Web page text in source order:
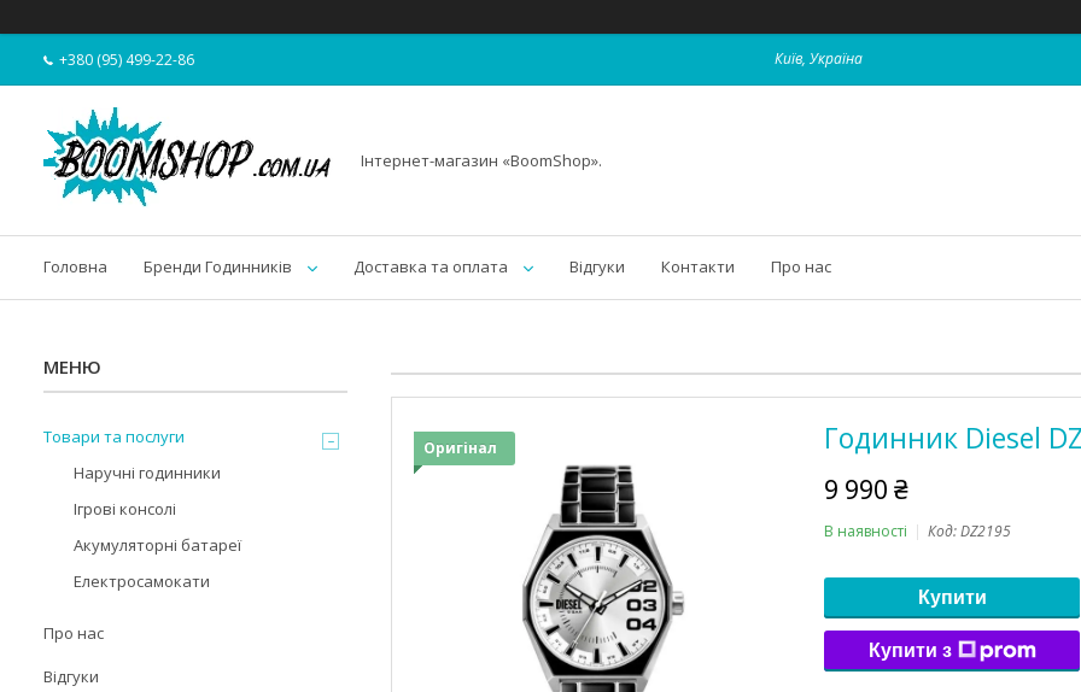
+380 (95) 499-22-86 Київ, Україна
Інтернет-магазин «BoomShop».
Головна Бренди Годинників Доставка та оплата Відгуки Контакти Про нас
Оригінал Годинник Diesel
9 990 ₴
В наявності Код:DZ2195
Купити
Купити з
Товари та послуги
Наручні годинники
Ігрові консолі
Акумуляторні батареї
Електросамокати
Про нас
Відгуки